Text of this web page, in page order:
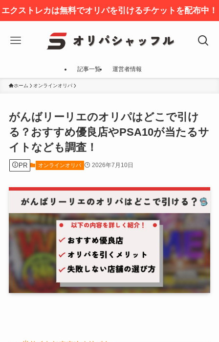
エクストレカは無料でオリパを引けるチケットを配布中！
記事一覧 運営者情報
ホーム オンラインオリパ
がんばリーリエのオリパはどこで引け
る？おすすめ優良店やPSA10が当たるサ
イトなども調査！
PR オンラインオリパ 2026年7月10日